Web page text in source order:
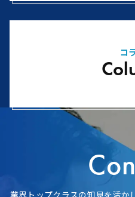
コ
業界トップクラスの知見を活か